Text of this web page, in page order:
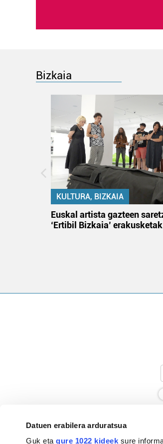
Datuen erabilera arduratsua
Guk etagure 1022 kideek sure
Bizkaia
KULTURA, BIZKAIA
Euskal artista gazteen
‘Ertibil Bizkaia’